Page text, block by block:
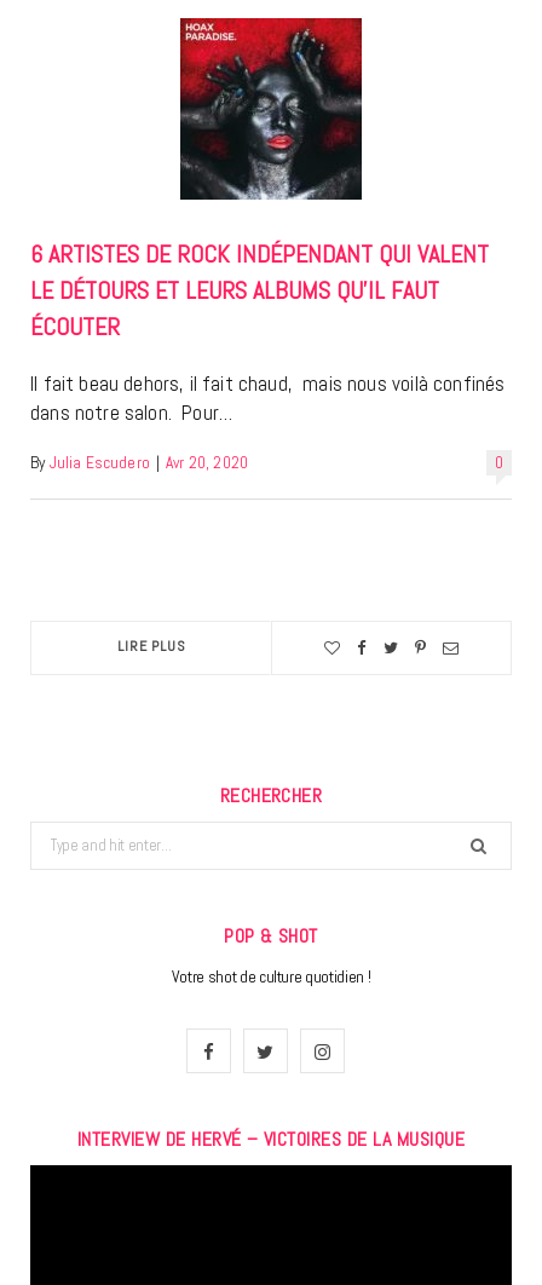
6 ARTISTES DE ROCK INDÉPENDANT QUI VALENT
LE DÉTOURS ET LEURS ALBUMS QU’IL FAUT
ÉCOUTER
Il fait beau dehors, il fait chaud, mais nous voilà confinés
dans notre salon. Pour…
0
By Julia Escudero | Avr 20, 2020
LIRE PLUS
RECHERCHER
Search
for:
POP & SHOT
Votre shot de culture quotidien !
F
c
i
I
s
INTERVIEW DE HERVÉ – VICTOIRES DE LA MUSIQUE